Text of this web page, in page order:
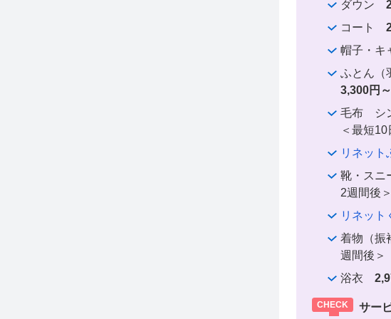
ダウン
コート
帽子・キ
ふとん（
3,300円～
毛布 シ
＜最短10
リネット
靴・ス
2週間後＞
リネット
着物（振
週間後＞
浴衣
サー